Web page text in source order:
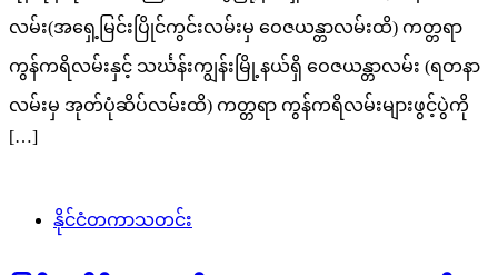
လမ်း(အရှေ့မြင်းပြိုင်ကွင်းလမ်းမှ ဝေဇယန္တာလမ်းထိ) ကတ္တရာ
ကွန်ကရိလမ်းနှင့် သင်္ဃန်းကျွန်းမြို့နယ်ရှိ ဝေဇယန္တာလမ်း (ရတနာ
လမ်းမှ အုတ်ပုံဆိပ်လမ်းထိ) ကတ္တရာ ကွန်ကရိလမ်းများဖွင့်ပွဲကို
[…]
နိုင်ငံတကာသတင်း